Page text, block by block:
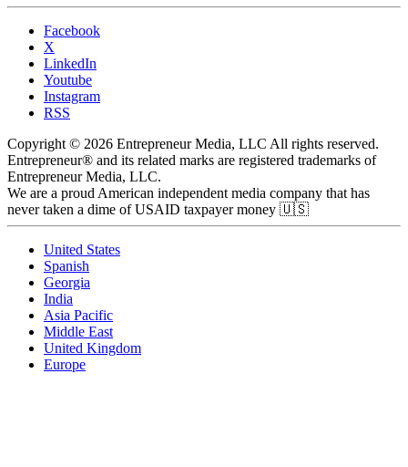
Facebook
X
LinkedIn
Youtube
Instagram
RSS
Copyright © 2026 Entrepreneur Media, LLC All rights reserved.
Entrepreneur® and its related marks are registered trademarks of
Entrepreneur Media, LLC.
We are a proud American independent media company that has
never taken a dime of USAID taxpayer money 🇺🇸
United States
Spanish
Georgia
India
Asia Pacific
Middle East
United Kingdom
Europe